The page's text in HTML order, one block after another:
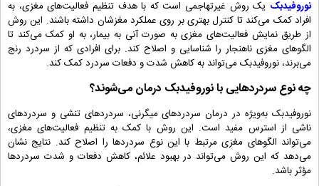
نوروفیدبک یک روش غیرتهاجمی است که با هدف تنظیم فعالیت‌های مغزی، به
افراد کمک می‌کند تا کنترل بهتری بر روی عملکرد مغزشان داشته باشند. این روش
از طریق نمایش فعالیت‌های مغزی به صورت آنی به بیمار، به او کمک می‌کند تا
الگوهای مغزی ناهنجار را شناسایی و اصلاح کند. برای افرادی که از سردرد رنج
می‌برند، نوروفیدبک می‌تواند به کاهش شدت و دفعات سردرد کمک کند.
چه نوع سردردهایی با نوروفیدبک درمان می‌شوند؟
نوروفیدبک به‌ویژه در درمان سردردهای میگرنی، سردردهای تنشی و سردردهای
ناشی از استرس مفید است. این روش با کمک به تنظیم فعالیت‌های مغزی،
می‌تواند الگوهای مغزی مرتبط با این نوع سردردها را اصلاح کند. نتایج نشان
می‌دهد که این روش می‌تواند در بهبود علائم، کاهش دفعات و شدت سردردها
مؤثر باشد.